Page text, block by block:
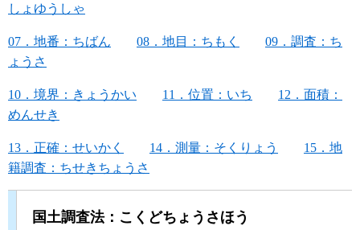
しょゆうしゃ
07．地番：ちばん 08．地目：ちもく
09．調査：ち
ょうさ
10．境界：きょうかい 11．位置：いち
12．面積：
めんせき
13．正確：せいかく 14．測量：そくりょう
15．地
籍調査：ちせきちょうさ
国土調査法：こくどちょうさほう